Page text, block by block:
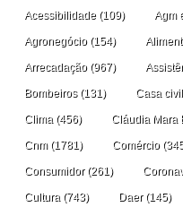
Acessibilidade (109) Agm
Agronegócio(154)
Arrecadação(967)
Bombeiros(131) Casa civil
Clima (456) Cláudia Mara
Cnm(1781) Comércio
Consumidor(261)
Cultura (743) Daer(145)